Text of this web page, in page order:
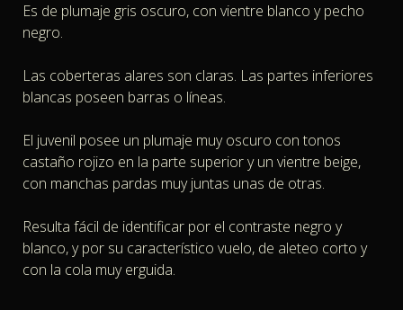
Es de plumaje gris oscuro, con vientre blanco y pecho
negro.
Las coberteras alares son claras. Las partes inferiores
blancas poseen barras o líneas.
El juvenil posee un plumaje muy oscuro con tonos
castaño rojizo en la parte superior y un vientre beige,
con manchas pardas muy juntas unas de otras.
Resulta fácil de identificar por el contraste negro y
blanco, y por su característico vuelo, de aleteo corto y
con la cola muy erguida.